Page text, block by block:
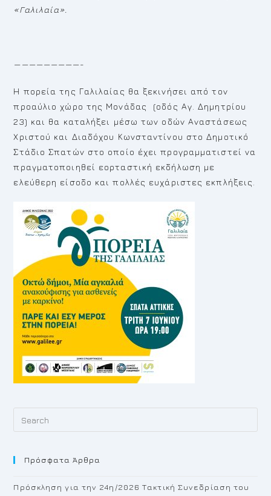
«Γαλιλαία».
—————————-
Η πορεία της Γαλιλαίας θα ξεκινήσει από τον
προαύλιο χώρο της Μονάδας (οδός Αγ. Δημητρίου
23) και θα καταλήξει μέσω των οδών Αναστάσεως
Χριστού και Διαδόχου Κωνσταντίνου στο Δημοτικό
Στάδιο Σπατών στο οποίο έχει προγραμματιστεί να
πραγματοποιηθεί εορταστική εκδήλωση με
ελεύθερη είσοδο και πολλές ευχάριστες εκπλήξεις.
Πρόσφατα Άρθρα
Πρόσκληση για την 24η/2026 Τακτική Συνεδρίαση του